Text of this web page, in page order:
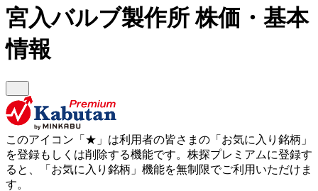
宮入バルブ製作所株価・基本
情報
このアイコン 「★」 は利用者の皆さまの 「お気に入り銘柄」
を登録もしくは削除する機能です。 株探プレミアムに登録す
ると、「お気に入り銘柄」機能を無制限でご利用いただけま
す。